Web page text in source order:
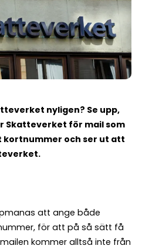
nyligen? Se upp,
Skatteverket för mail som
kortnummer och ser ut att
att ange både
för att på så sätt få
kommer alltså inte från